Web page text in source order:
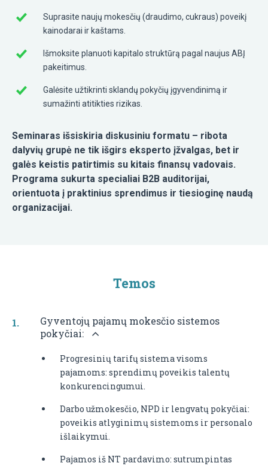
Suprasite naujų mokesčių (draudimo, cukraus) poveikį
kainodarai ir kaštams.
Išmoksite planuoti kapitalo struktūrą pagal naujus ABĮ
pakeitimus.
Galėsite užtikrinti sklandų pokyčių įgyvendinimą ir
sumažinti atitikties rizikas.
Seminaras išsiskiria diskusiniu formatu – ribota
dalyvių grupė ne tik išgirs eksperto įžvalgas, bet ir
galės keistis patirtimis su kitais finansų vadovais.
Programa sukurta specialiai B2B auditorijai,
orientuota į praktinius sprendimus ir tiesioginę naudą
organizacijai.
Temos
Gyventojų pajamų mokesčio sistemos
pokyčiai:
Progresinių tarifų sistema visoms
pajamoms: sprendimų poveikis talentų
konkurencingumui.
Darbo užmokesčio, NPD ir lengvatų pokyčiai:
poveikis atlyginimų sistemoms ir personalo
išlaikymui.
Pajamos iš NT pardavimo: sutrumpintas